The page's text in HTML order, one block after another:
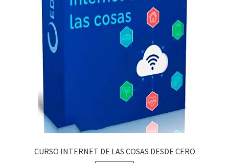
CURSO INTERNET DE LAS COSAS DESDE CERO